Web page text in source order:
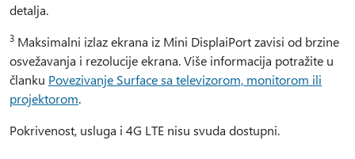
detalja.
3 Maksimalni izlaz ekrana iz Mini DisplaiPort zavisi od brzine
osvežavanja i rezolucije ekrana. Više informacija potražite u
članku Povezivanje Surface sa televizorom, monitorom ili
projektorom.
Pokrivenost, usluga i 4G LTE nisu svuda dostupni.